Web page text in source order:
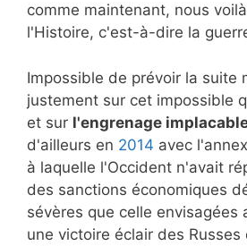
comme maintenant, nous
l'Histoire, c'est-à-dire la
Impossible de prévoir la suite
justement sur cet impossible
et sur l'engrenage
d'ailleurs en 2014 avec
à laquelle l'Occident n'avait
des sanctions économiques
sévères que celle envisagées
une victoire éclair des Russes